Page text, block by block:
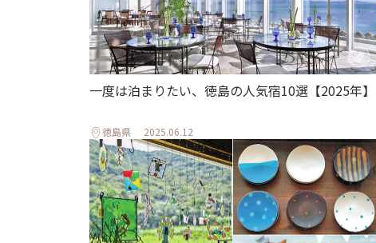
一度は泊まりたい、徳島の人気宿10選【2025年】
徳島県 2025.06.12